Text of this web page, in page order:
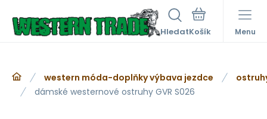
Hledat Menu
western móda-doplňky výbava jezdce
dámské westernové ostruhy GVR S026